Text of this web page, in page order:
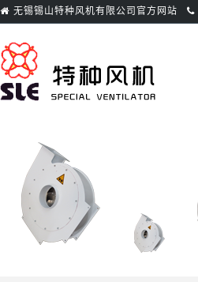
无锡锡山特种风机有限公司官方网站